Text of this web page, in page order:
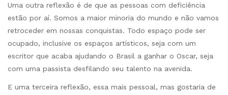
Uma outra reflexão é de que as pessoas com deficiência
estão por aí. Somos a maior minoria do mundo e não vamos
retroceder em nossas conquistas. Todo espaço pode ser
ocupado, inclusive os espaços artísticos, seja com um
escritor que acaba ajudando o Brasil a ganhar o Oscar, seja
com uma passista desfilando seu talento na avenida.
E uma terceira reflexão, essa mais pessoal, mas gostaria de